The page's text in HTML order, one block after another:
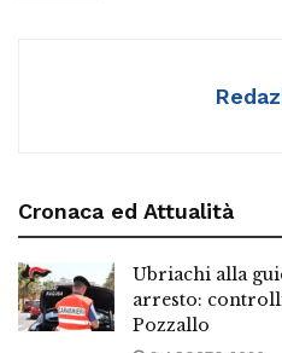
Cronaca ed Attualità
Ubriachi alla
arresto:
Pozzallo